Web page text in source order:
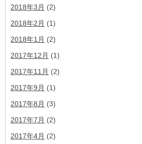
2018年3月 (2)
2018年2月 (1)
2018年1月 (2)
2017年12月 (1)
2017年11月 (2)
2017年9月 (1)
2017年8月 (3)
2017年7月 (2)
2017年4月 (2)